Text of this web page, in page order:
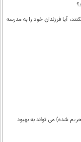
آیا فرزندان خود را به مدرسه
تحریمی ها (تجمیع 25 کشور تحریم شده) می تواند به بهبود